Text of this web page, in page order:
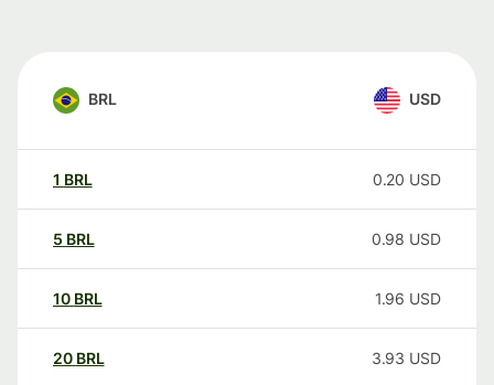
BRL USD
1 BRL 0.20 USD
5 BRL 0.98 USD
10 BRL 1.96 USD
20 BRL 3.93 USD